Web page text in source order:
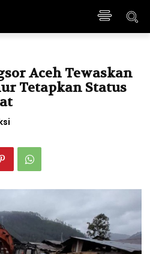
Aceh Tewaskan
Tetapkan Status